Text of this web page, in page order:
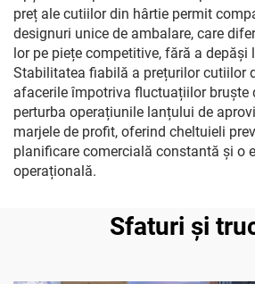
preț ale cutiilor din hârtie permit
designuri unice de ambalare, care
lor pe piețe competitive, fără a depăși
Stabilitatea fiabilă a prețurilor cutiilor
afacerile împotriva fluctuațiilor bruște
perturba operațiunile lanțului de
marjele de profit, oferind cheltuieli
planificare comercială constantă și o
operațională.
Sfaturi și